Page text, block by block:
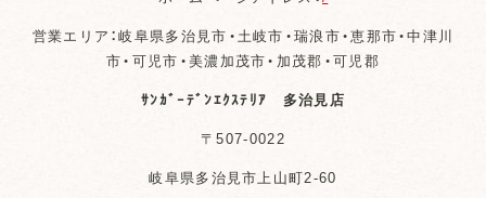
営業エリア：岐阜県多治見市・土岐市・瑞浪市・恵那市・中津川
市・可児市・美濃加茂市・加茂郡・可児郡
ｻﾝｶﾞｰﾃﾞﾝｴｸｽﾃﾘｱ 多治見店
〒507-0022
岐阜県多治見市上山町2-60